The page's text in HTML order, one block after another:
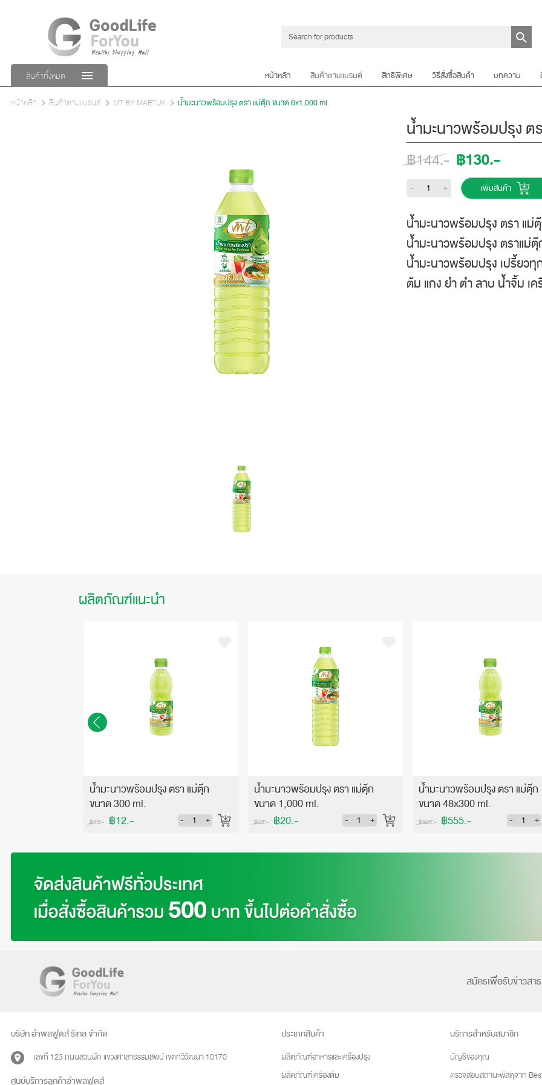
สินค้าทั้งหมด หน้าหลัก สินค้าตามแบรนด์ สิทธิพิเศษ วิธีสั่งซื้อสินค้า บทความ
หน้าหลัก สินค้าตามแบรนด์ MT BY MAETUK น้ำมะนาวพร้อมปรุง ตรา แม่ตุ๊ก ขนาด 6x1,000 ml.
น้ำมะนาวพร้อมปรุง
฿144.- ฿130.-
- + เพิ่มสินค้า
น้ำมะนาวพร้อมปรุง ตรา แม่
น้ำมะนาวพร้อมปรุง ตราแม่ตุ๊
น้ำมะนาวพร้อมปรุง เปรี้ยวทุ
ต้ม แกง ยำ ตำ ลาบ น้ำจิ้ม เ
ผลิตภัณฑ์แนะนำ
น้ำมะนาวพร้อมปรุง ตรา แม่ตุ๊ก
ขนาด 300 ml.
฿13.- ฿12.- - +
น้ำมะนาวพร้อมปรุง ตรา แม่ตุ๊ก
ขนาด 1,000 ml.
฿22.- ฿20.- - +
น้ำมะนาวพร้อมปรุง ตรา แม่ตุ๊ก
ขนาด 48x300 ml.
฿624.- ฿555.- - +
สมัครเพื่อรับข่าวสาร
บริษัท อำพลฟูดส์ รีเทล จำกัด
เลขที่ 123 ถนนสวนผัก แขวงศาลาธรรมสพน์ เขตทวีวัฒนา 10170
ศูนย์บริการลูกค้าอำพลฟูดส์
ประเภทสินค้า
ผลิตภัณฑ์อาหารและเครื่องปรุง
ผลิตภัณฑ์เครื่องดื่ม
บริการสำหรับสมาชิก
บัญชีของคุณ
ตรวจสอบสถานะพัสดุจาก